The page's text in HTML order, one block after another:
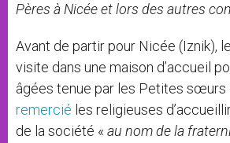
Pères à Nicée et lors des autres
Avant de partir pour Nicée (Iznik),
visite dans une maison d’accueil
âgées tenue par les Petites sœurs
remercié les religieuses
de la société « au nom de la